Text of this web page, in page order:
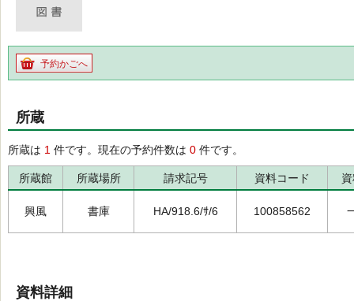
予約かごへ
所蔵
所蔵は 1 件です。現在の予約件数は 0 件です。
所蔵館 所蔵場所 請求記号 資料コード
興風 書庫 HA/918.6/ｻ/6 100858562
資料詳細